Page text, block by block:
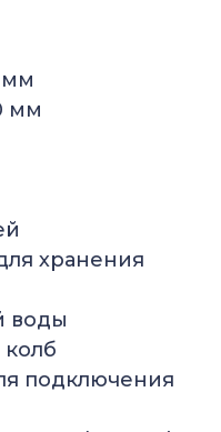
мм
мм
хранения
воды
подключения